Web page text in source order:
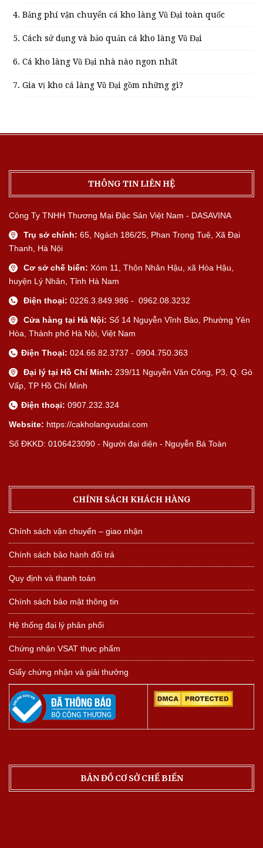
Bảng phí vận chuyển cá kho làng Vũ Đại toàn quốc
Cách sử dụng và bảo quản cá kho làng Vũ Đại
Cá kho làng Vũ Đại nhà nào ngon nhất
Gia vị kho cá làng Vũ Đại gồm những gì?
THÔNG TIN LIÊN HỆ
Công Ty TNHH Thương Mại Đặc Sản Việt Nam - DASAVINA
Trụ sở chính: 65, Ngách 186/25, Phan Trọng Tuệ, Xã Đại
Thanh, Hà Nội
Cơ sở chế biến: Xóm 11, Thôn Nhân Hậu, xã Hòa Hậu,
huyện Lý Nhân, Tỉnh Hà Nam
Điện thoại: 0226.3.849.986 - 0962.08.3232
Cửa hàng tại Hà Nội: Số 14 Nguyễn Vĩnh Bảo, Phường Yên
Hòa, Thành phố Hà Nội, Việt Nam
Điện Thoại: 024.66.82.3737 - 0904.750.363
Đại lý tại Hồ Chí Minh: 239/11 Nguyễn Văn Công, P3, Q. Gò
Vấp, TP Hồ Chí Minh
Điện thoại: 0907.232.324
Website: https://cakholangvudai.com
Số ĐKKD: 0106423090 - Người đại diện - Nguyễn Bá Toàn
CHÍNH SÁCH KHÁCH HÀNG
Chính sách vận chuyển – giao nhận
Chính sách bảo hành đổi trả
Quy định và thanh toán
Chính sách bảo mật thông tin
Hệ thống đại lý phân phối
Chứng nhận VSAT thực phẩm
Giấy chứng nhận và giải thưởng
BẢN ĐỒ CƠ SỞ CHẾ BIẾN